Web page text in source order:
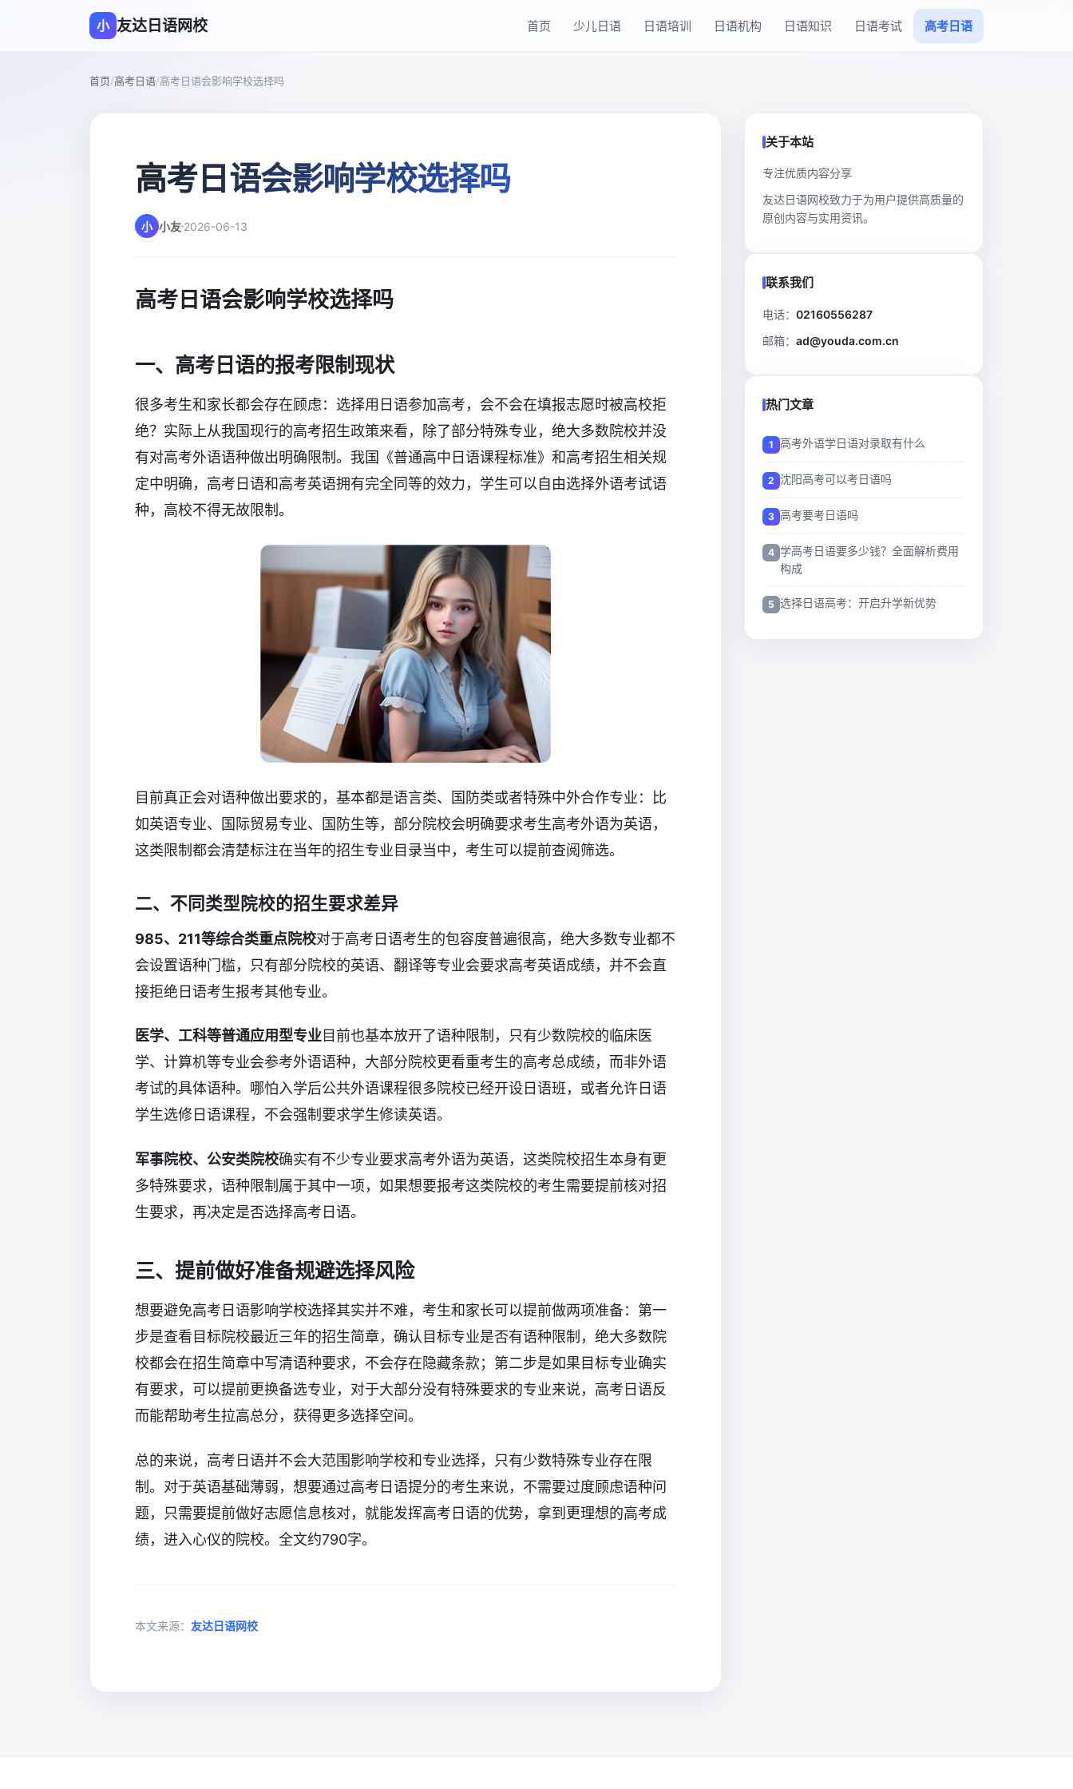
小 友达日语网校 首页 少儿日语 日语培训 日语机构 日语知识 日语考试 高考日语
首页/高考日语/高考日语会影响学校选择吗
高考日语会影响学校选择吗
小 小友 2026-06-13
高考日语会影响学校选择吗
一、高考日语的报考限制现状
很多考生和家长都会存在顾虑：选择用日语参加高考，会不会在填报志愿时被高校拒
绝？实际上从我国现行的高考招生政策来看，除了部分特殊专业，绝大多数院校并没
有对高考外语语种做出明确限制。我国《普通高中日语课程标准》和高考招生相关规
定中明确，高考日语和高考英语拥有完全同等的效力，学生可以自由选择外语考试语
种，高校不得无故限制。
目前真正会对语种做出要求的，基本都是语言类、国防类或者特殊中外合作专业：比
如英语专业、国际贸易专业、国防生等，部分院校会明确要求考生高考外语为英语，
这类限制都会清楚标注在当年的招生专业目录当中，考生可以提前查阅筛选。
二、不同类型院校的招生要求差异
985、211等综合类重点院校对于高考日语考生的包容度普遍很高，绝大多数专业都不
会设置语种门槛，只有部分院校的英语、翻译等专业会要求高考英语成绩，并不会直
接拒绝日语考生报考其他专业。
医学、工科等普通应用型专业目前也基本放开了语种限制，只有少数院校的临床医
学、计算机等专业会参考外语语种，大部分院校更看重考生的高考总成绩，而非外语
考试的具体语种。哪怕入学后公共外语课程很多院校已经开设日语班，或者允许日语
学生选修日语课程，不会强制要求学生修读英语。
军事院校、公安类院校确实有不少专业要求高考外语为英语，这类院校招生本身有更
多特殊要求，语种限制属于其中一项，如果想要报考这类院校的考生需要提前核对招
生要求，再决定是否选择高考日语。
三、提前做好准备规避选择风险
想要避免高考日语影响学校选择其实并不难，考生和家长可以提前做两项准备：第一
步是查看目标院校最近三年的招生简章，确认目标专业是否有语种限制，绝大多数院
校都会在招生简章中写清语种要求，不会存在隐藏条款；第二步是如果目标专业确实
有要求，可以提前更换备选专业，对于大部分没有特殊要求的专业来说，高考日语反
而能帮助考生拉高总分，获得更多选择空间。
总的来说，高考日语并不会大范围影响学校和专业选择，只有少数特殊专业存在限
制。对于英语基础薄弱，想要通过高考日语提分的考生来说，不需要过度顾虑语种问
题，只需要提前做好志愿信息核对，就能发挥高考日语的优势，拿到更理想的高考成
绩，进入心仪的院校。全文约790字。
本文来源： 友达日语网校
关于本站
专注优质内容分享
友达日语网校致力于为用户提供高质量的
原创内容与实用资讯。
联系我们
电话： 02160556287
邮箱： ad@youda.com.cn
热门文章
高考外语学日语对录取有什么
沈阳高考可以考日语吗
高考要考日语吗
学高考日语要多少钱？全面解析费用
构成
选择日语高考：开启升学新优势